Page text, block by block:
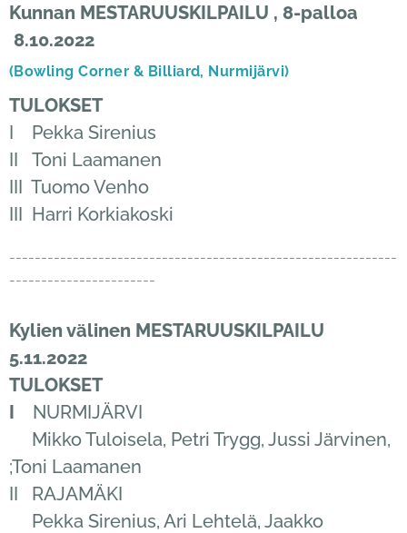
Kunnan MESTARUUSKILPAILU , 8-palloa
8.10.2022
(Bowling Corner & Billiard, Nurmijärvi)
TULOKSET
I Pekka Sirenius
II Toni Laamanen
III Tuomo Venho
III Harri Korkiakoski
-------------------------------------------------------------
-----------------------
Kylien välinen MESTARUUSKILPAILU
5.11.2022
TULOKSET
I NURMIJÄRVI
Mikko Tuloisela, Petri Trygg, Jussi Järvinen,
;Toni Laamanen
II RAJAMÄKI
Pekka Sirenius, Ari Lehtelä, Jaakko